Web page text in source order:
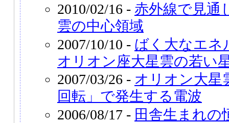
2010/02/16 - 赤外線で見通
雲の中心領域
2007/10/10 - ばく大なエネ
オリオン座大星雲の若い
2007/03/26 - オリオン大星
回転」で発生する電波
2006/08/17 - 田舎生まれの